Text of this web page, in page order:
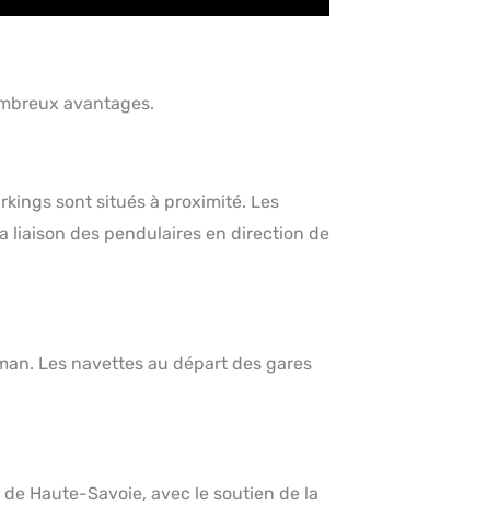
avantages.
sont situés à proximité. Les
liaison des pendulaires en direction de
Les navettes au départ des gares
Haute-Savoie, avec le soutien de la